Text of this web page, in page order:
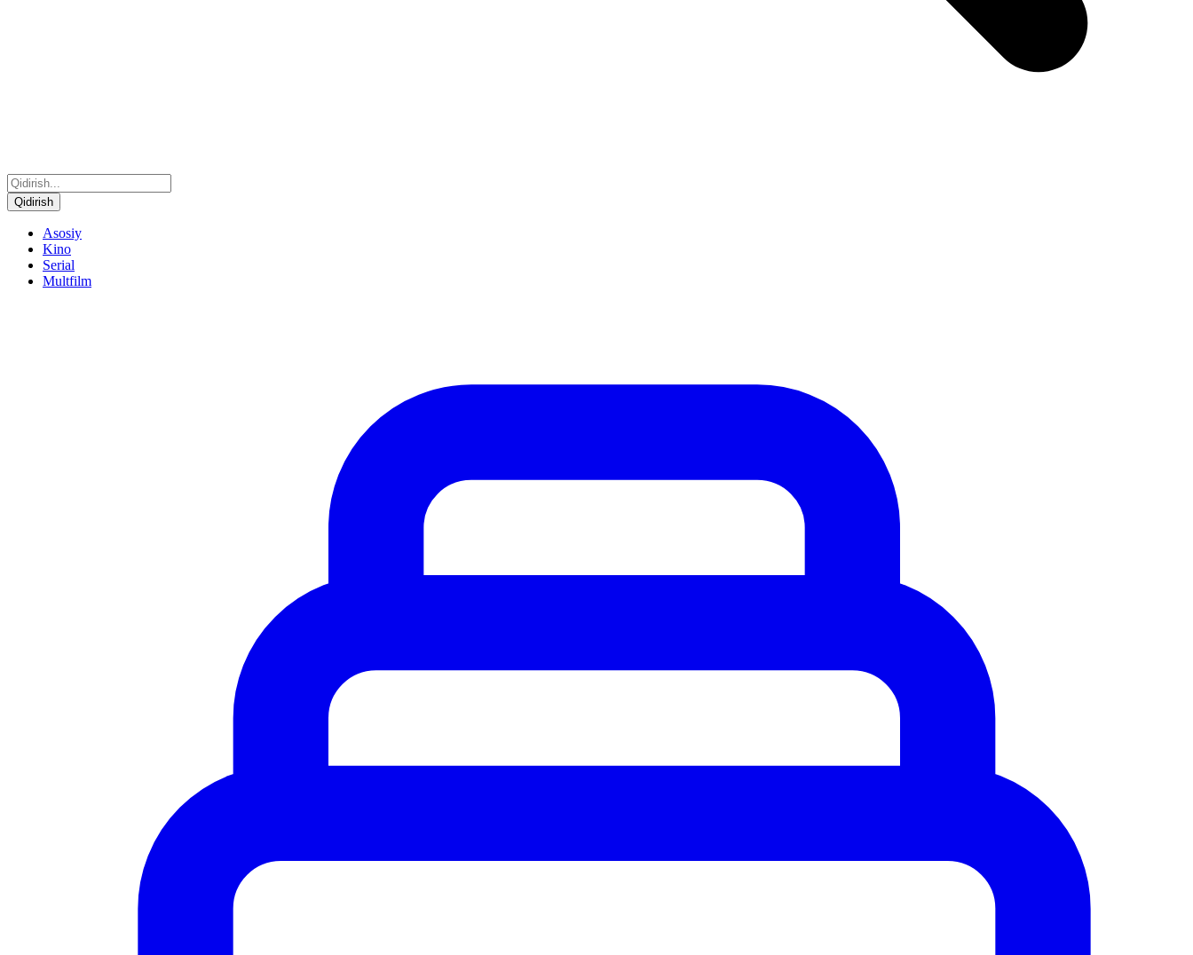
Qidirish
Asosiy
Kino
Serial
Multfilm